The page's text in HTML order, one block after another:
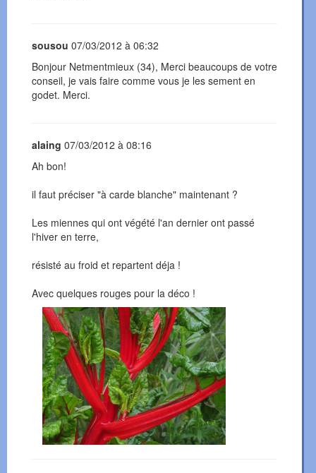
sousou 07/03/2012 à 06:32
Bonjour Netmentmieux (34), Merci beaucoups de votre
conseil, je vais faire comme vous je les sement en
godet. Merci.
alaing 07/03/2012 à 08:16
Ah bon!
il faut préciser "à carde blanche" maintenant ?
Les miennes qui ont végété l'an dernier ont passé
l'hiver en terre,
résisté au froid et repartent déja !
Avec quelques rouges pour la déco !